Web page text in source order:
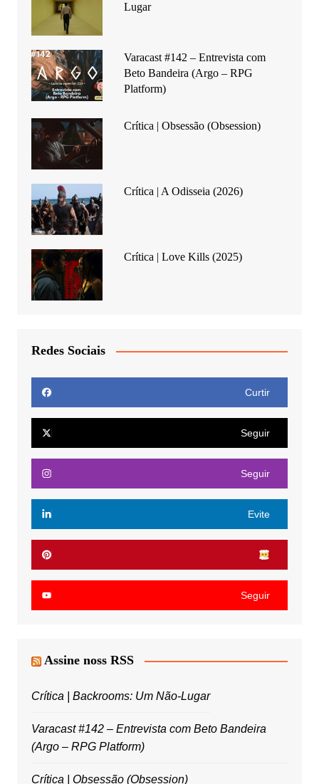
Lugar
Varacast #142 – Entrevista com
Beto Bandeira (Argo – RPG
Platform)
Crítica | Obsessão (Obsession)
Crítica | A Odisseia (2026)
Crítica | Love Kills (2025)
Redes Sociais
Curtir
Seguir
Seguir
Evite
Seguir
Assine noss RSS
Crítica | Backrooms: Um Não-Lugar
Varacast #142 – Entrevista com Beto Bandeira
(Argo – RPG Platform)
Crítica | Obsessão (Obsession)